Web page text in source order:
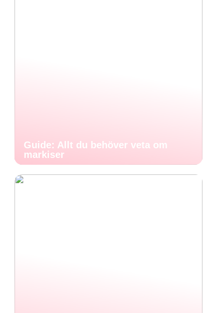
Guide: Allt du behöver veta om
markiser